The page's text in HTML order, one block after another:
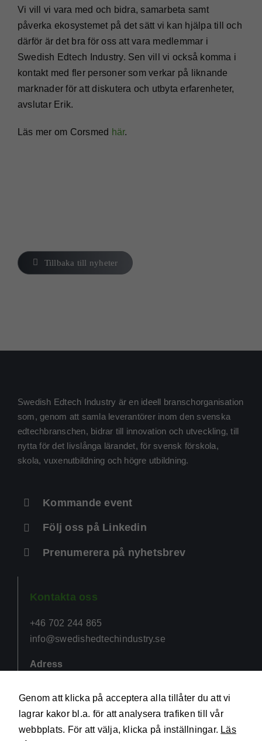
Vi vill vi vara med och bidra, samarbeta samt
påverka ekosystemet på det sätt vi kan hjälpa till och
därför är det bra för oss att vara medlemmar i
Swedish Edtech Industry. Sen vill vi också komma i
kontakt med fler personer som verkar på liknande
marknader för att diskutera och utbyta erfarenheter,
avslutar Erik.
Läs mer om Corsmed här.
Tillbaka till nyheter
Swedish Edtech Industry är en ideell branschorganisation
som, genom att samla leverantörer inom den svenska
edtechbranschen, bidrar till innovation och utveckling, till
nytta för det livslånga lärandet, för svensk förskola,
skola, vuxenutbildning och högre utbildning.
Kommande event
Följ oss på Linkedin
Prenumerera på nyhetsbrev
Kontakta oss
+46 702 244 865
info@swedishedtechindustry.se
Adress
117 33 Stockholm
Genom att klicka på acceptera alla tillåter du att vi
lagrar kakor bl.a. för att analysera trafiken till vår
webbplats. För att välja, klicka på inställningar. Läs
välja bort. De
att hemsidan
över huvud
taget ska
fungera.
och
Upplevelse
möjligt
under ditt
besök. Om
du nekar de